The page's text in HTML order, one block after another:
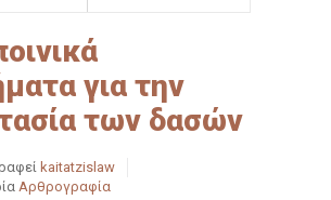
για την
των δασών
kaitatzislaw
Αρθρογραφία